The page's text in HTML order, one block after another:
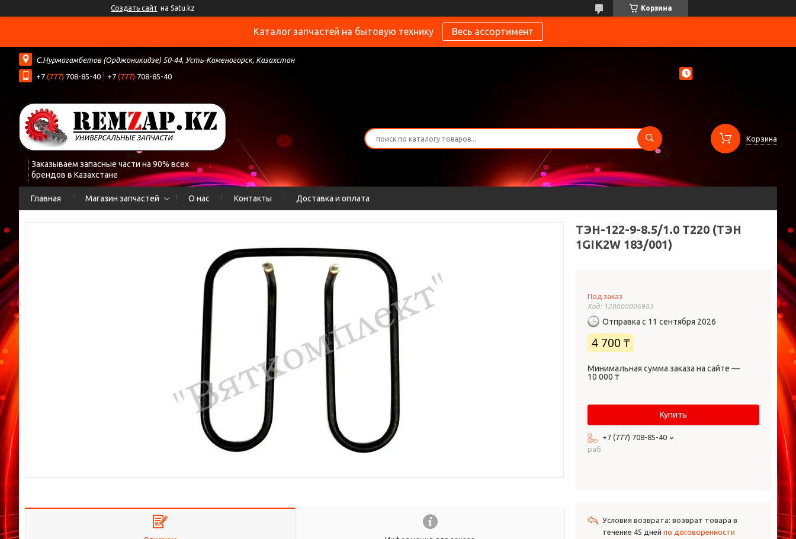
Создать сайт на Satu.kz Корзина
Каталог запчастей на бытовую технику Весь ассортимент
С.Нурмагамбетов (Орджоникидзе) 50-44, Усть-Каменогорск, Казахстан
+7 (777) 708-85-40 +7 (777) 708-85-40
Заказываем запасные части на 90% всех
брендов в Казахстане
Корзина
Главная Магазин запчастей О нас Контакты Доставка и оплата
ТЭН-122-9-8.5/1.0 Т220 (ТЭН
1GIK2W 183/001)
Под заказ
Код: 120000006983
Отправка с 11 сентября 2026
4 700 ₸
Минимальная сумма заказа на сайте —
10 000 ₸
Купить
+7 (777) 708-85-40
раб
возврат товара в
течение 45 дней по договоренности